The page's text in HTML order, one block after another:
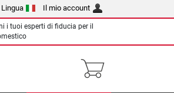
Lingua Il mio account
i tuoi esperti di fiducia per il